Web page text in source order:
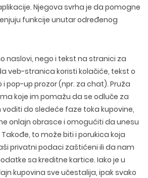
Njegova svrha je da pomogne
funkcije unutar određenog
naslovi, nego i tekst na stranici za
veb-stranica koristi kolačiće, tekst o
i pop-up prozor (npr. za chat). Pruža
koje im pomažu da se odluče za
voditi do sledeće faze toka kupovine,
onlajn obrasce i omogućiti da unesu
to može biti i porukica koja
privatni podaci zaštićeni ili da nam
sa kreditne kartice. Iako je u
kupovina sve učestalija, ipak svako